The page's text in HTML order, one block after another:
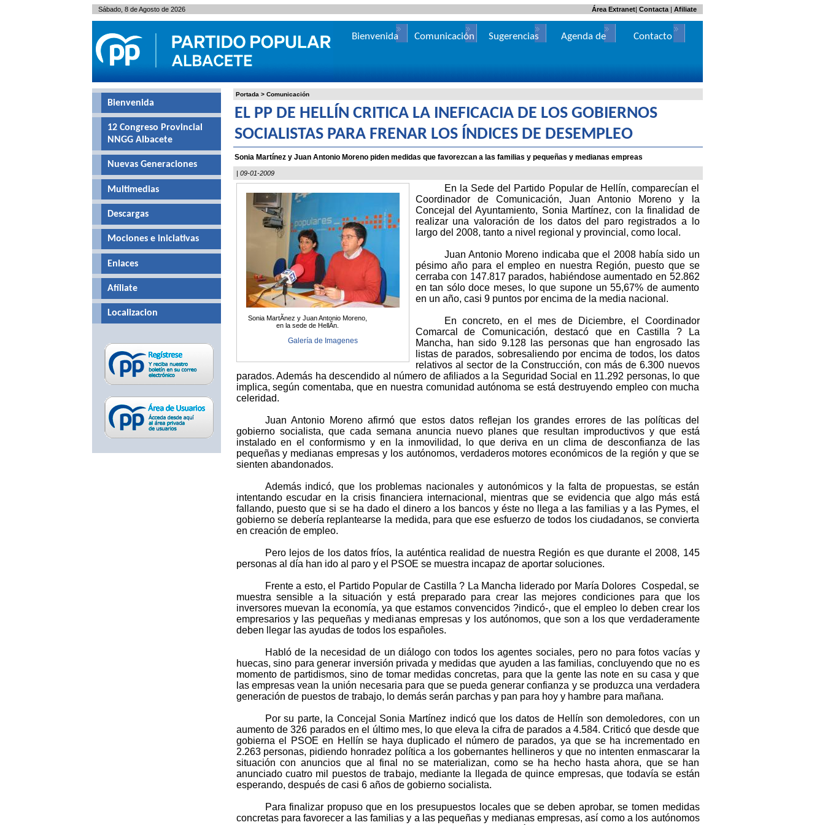
Portada > Comunicación
EL PP DE HELLÍN CRITICA LA INEFICACIA DE LOS GOBIERNOS
SOCIALISTAS PARA FRENAR LOS ÍNDICES DE DESEMPLEO
Sonia Martínez y Juan Antonio Moreno piden medidas que favorezcan a las familias y pequeñas y medianas empreas
| 09-01-2009
Sonia MartÃ­nez y Juan Antonio Moreno,
en la sede de HellÃ­n.
Galería de Imagenes
En la Sede del Partido Popular de Hellín, comparecían el
Coordinador de Comunicación, Juan Antonio Moreno y la
Concejal del Ayuntamiento, Sonia Martínez, con la finalidad de
realizar una valoración de los datos del paro registrados a lo
largo del 2008, tanto a nivel regional y provincial, como local.
Juan Antonio Moreno indicaba que el 2008 había sido un
pésimo año para el empleo en nuestra Región, puesto que se
cerraba con 147.817 parados, habiéndose aumentado en 52.862
en tan sólo doce meses, lo que supone un 55,67% de aumento
en un año, casi 9 puntos por encima de la media nacional.
En concreto, en el mes de Diciembre, el Coordinador
Comarcal de Comunicación, destacó que en Castilla ? La
Mancha, han sido 9.128 las personas que han engrosado las
listas de parados, sobresaliendo por encima de todos, los datos
relativos al sector de la Construcción, con más de 6.300 nuevos
parados. Además ha descendido al número de afiliados a la Seguridad Social en 11.292 personas, lo que
implica, según comentaba, que en nuestra comunidad autónoma se está destruyendo empleo con mucha
celeridad.
Juan Antonio Moreno afirmó que estos datos reflejan los grandes errores de las políticas del
gobierno socialista, que cada semana anuncia nuevo planes que resultan improductivos y que está
instalado en el conformismo y en la inmovilidad, lo que deriva en un clima de desconfianza de las
pequeñas y medianas empresas y los autónomos, verdaderos motores económicos de la región y que se
sienten abandonados.
Además indicó, que los problemas nacionales y autonómicos y la falta de propuestas, se están
intentando escudar en la crisis financiera internacional, mientras que se evidencia que algo más está
fallando, puesto que si se ha dado el dinero a los bancos y éste no llega a las familias y a las Pymes, el
gobierno se debería replantearse la medida, para que ese esfuerzo de todos los ciudadanos, se convierta
en creación de empleo.
Pero lejos de los datos fríos, la auténtica realidad de nuestra Región es que durante el 2008, 145
personas al día han ido al paro y el PSOE se muestra incapaz de aportar soluciones.
Frente a esto, el Partido Popular de Castilla ? La Mancha liderado por María Dolores Cospedal, se
muestra sensible a la situación y está preparado para crear las mejores condiciones para que los
inversores muevan la economía, ya que estamos convencidos ?indicó-, que el empleo lo deben crear los
empresarios y las pequeñas y medianas empresas y los autónomos, que son a los que verdaderamente
deben llegar las ayudas de todos los españoles.
Habló de la necesidad de un diálogo con todos los agentes sociales, pero no para fotos vacías y
huecas, sino para generar inversión privada y medidas que ayuden a las familias, concluyendo que no es
momento de partidismos, sino de tomar medidas concretas, para que la gente las note en su casa y que
las empresas vean la unión necesaria para que se pueda generar confianza y se produzca una verdadera
generación de puestos de trabajo, lo demás serán parchas y pan para hoy y hambre para mañana.
Por su parte, la Concejal Sonia Martínez indicó que los datos de Hellín son demoledores, con un
aumento de 326 parados en el último mes, lo que eleva la cifra de parados a 4.584. Criticó que desde que
gobierna el PSOE en Hellín se haya duplicado el número de parados, ya que se ha incrementado en
2.263 personas, pidiendo honradez política a los gobernantes hellineros y que no intenten enmascarar la
situación con anuncios que al final no se materializan, como se ha hecho hasta ahora, que se han
anunciado cuatro mil puestos de trabajo, mediante la llegada de quince empresas, que todavía se están
esperando, después de casi 6 años de gobierno socialista.
Para finalizar propuso que en los presupuestos locales que se deben aprobar, se tomen medidas
concretas para favorecer a las familias y a las pequeñas y medianas empresas, así como a los autónomos
Bienvenida
12 Congreso Provincial
NNGG Albacete
Nuevas Generaciones
Multimedias
Descargas
Mociones e iniciativas
Enlaces
Afíliate
Localizacion
Sábado, 8 de Agosto de 2026 | Contacta| Afiliate
Área Extranet
Bienvenida Comunicación Sugerencias
Agenda de
Contacto